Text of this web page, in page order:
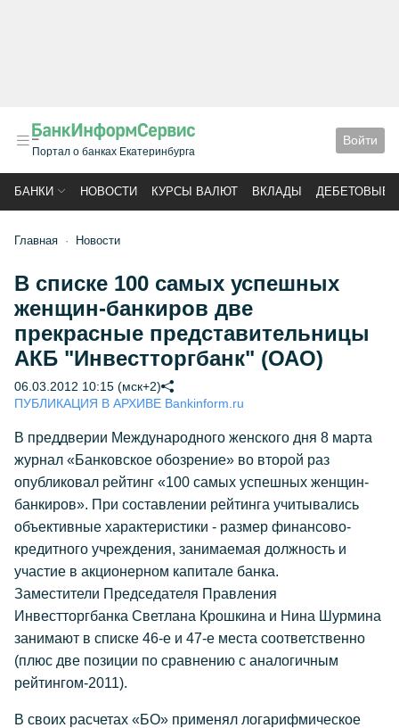
Портал о банках Екатеринбурга
Войти
БАНКИ НОВОСТИ КУРСЫ ВАЛЮТ ВКЛАДЫ ДЕБЕТОВЫЕ
Главная Новости
В списке 100 самых успешных
женщин-банкиров две
прекрасные представительницы
АКБ "Инвестторгбанк" (ОАО)
06.03.2012 10:15 (мск+2)
ПУБЛИКАЦИЯ В АРХИВЕ Bankinform.ru
В преддверии Международного женского дня 8 марта
журнал «Банковское обозрение» во второй раз
опубликовал рейтинг «100 самых успешных женщин-
банкиров». При составлении рейтинга учитывались
объективные характеристики - размер финансово-
кредитного учреждения, занимаемая должность и
участие в акционерном капитале банка.
Заместители Председателя Правления
Инвестторгбанка Светлана Крошкина и Нина Шурмина
занимают в списке 46-е и 47-е места соответственно
(плюс две позиции по сравнению с аналогичным
рейтингом-2011).
В своих расчетах «БО» применял логарифмическое